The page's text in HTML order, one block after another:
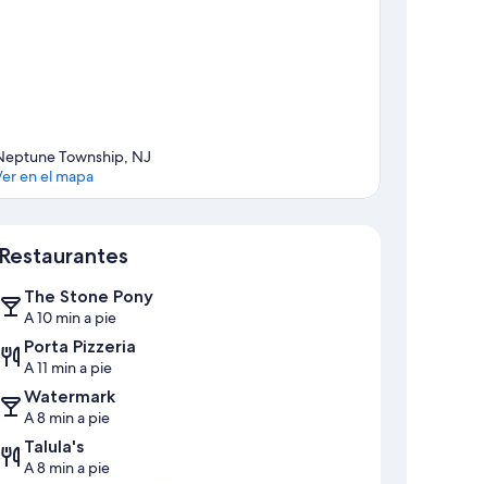
Township, NJ
en el mapa
Restaurantes
The Stone Pony
A 10 min a pie
Porta Pizzeria
A 11 min a pie
Watermark
A 8 min a pie
Talula's
A 8 min a pie